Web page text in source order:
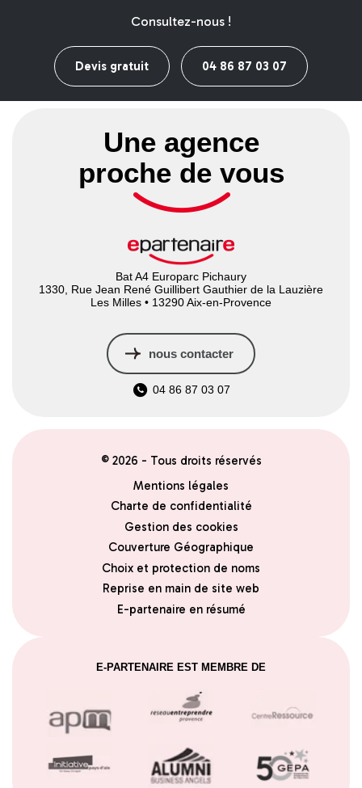
Consultez-nous !
Devis gratuit 04 86 87 03 07
Une agence
proche de vous
Bat A4 Europarc Pichaury
1330, Rue Jean René Guillibert Gauthier de la Lauzière
Les Milles • 13290 Aix-en-Provence
nous contacter
04 86 87 03 07
© 2026 - Tous droits réservés
Mentions légales
Charte de confidentialité
Gestion des cookies
Couverture Géographique
Choix et protection de noms
Reprise en main de site web
E-partenaire en résumé
E-PARTENAIRE EST MEMBRE DE